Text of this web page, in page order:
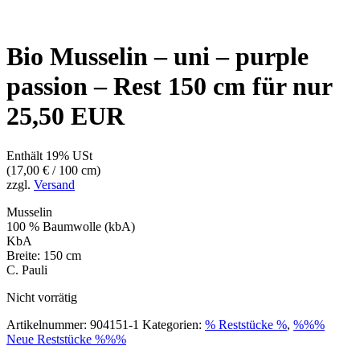
Bio Musselin – uni – purple
passion – Rest 150 cm für nur
25,50 EUR
Enthält 19% USt
(17,00 € / 100 cm)
zzgl. Versand
Musselin
100 % Baumwolle (kbA)
KbA
Breite: 150 cm
C. Pauli
Nicht vorrätig
Artikelnummer: 904151-1 Kategorien: % Reststücke %, %%%
Neue Reststücke %%%